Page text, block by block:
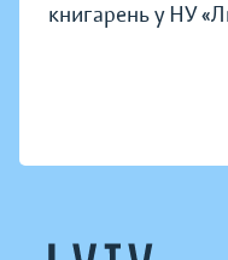
книгарень у НУ